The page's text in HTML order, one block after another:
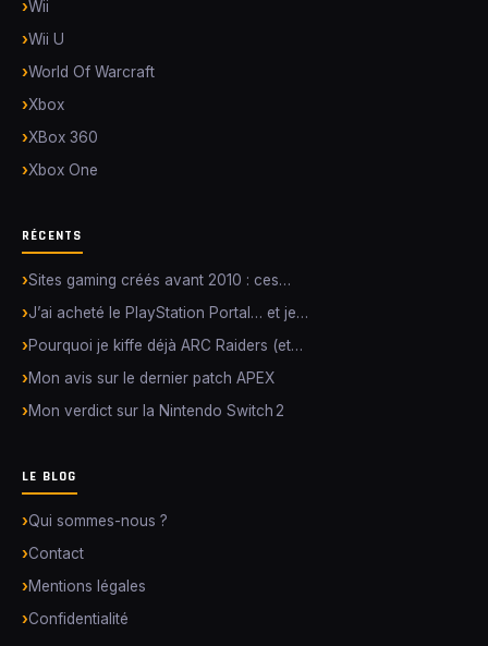
Wii
Wii U
World Of Warcraft
Xbox
XBox 360
Xbox One
RÉCENTS
Sites gaming créés avant 2010 : ces…
J’ai acheté le PlayStation Portal… et je…
Pourquoi je kiffe déjà ARC Raiders (et…
Mon avis sur le dernier patch APEX
Mon verdict sur la Nintendo Switch 2
LE BLOG
Qui sommes-nous ?
Contact
Mentions légales
Confidentialité